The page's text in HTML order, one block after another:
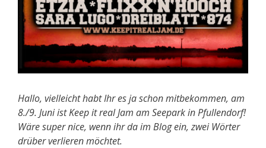
Hallo, vielleicht habt Ihr es ja schon mitbekommen, am
8./9. Juni ist Keep it real Jam am Seepark in Pfullendorf!
Wäre super nice, wenn ihr da im Blog ein, zwei Wörter
drüber verlieren möchtet.